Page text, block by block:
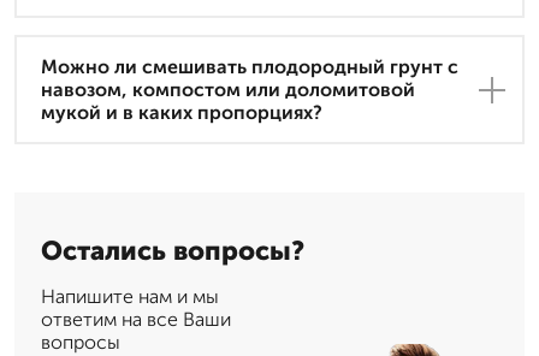
Можно ли смешивать плодородный грунт с
навозом, компостом или доломитовой
мукой и в каких пропорциях?
Остались вопросы?
Напишите нам и мы
ответим на все Ваши
вопросы